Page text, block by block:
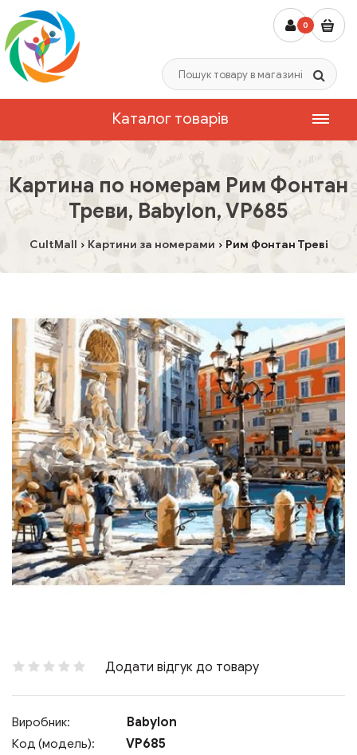
0
Каталог товарів
Картина по номерам Рим Фонтан
Треви, Babylon, VP685
CultMall Картини за номерами Рим Фонтан Треві
Додати відгук до товару
Виробник: Babylon
Код (модель): VP685